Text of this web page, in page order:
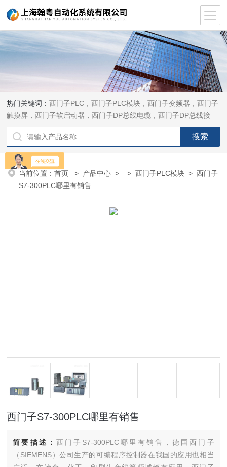
热门关键词：西门子PLC，西门子PLC模块，西门子变频器，西门子
触摸屏，西门子软启动器，西门子DP总线电缆，西门子DP总线接
头，西门子CP通讯网卡，西门子数控系统及停产备件
当前位置：首页 > 产品中心 > >西门子PLC模块 > 西门子
S7-300PLC哪里有销售
西门子S7-300PLC哪里有销售
简要描述： 西门子S7-300PLC哪里有销售，德国西门子
（SIEMENS）公司生产的可编程序控制器在我国的应用也相当